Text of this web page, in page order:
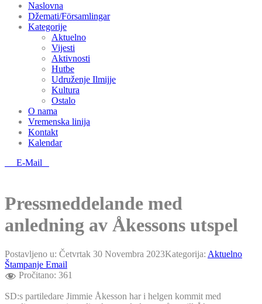
Naslovna
Džemati/Församlingar
Kategorije
Aktuelno
Vijesti
Aktivnosti
Hutbe
Udruženje Ilmijje
Kultura
Ostalo
O nama
Vremenska linija
Kontakt
Kalendar
E-Mail
Pressmeddelande med
anledning av Åkessons utspel
Postavljeno u: Četvrtak 30 Novembra 2023Kategorija: Aktuelno
Štampanje Email
Pročitano: 361
SD:s partiledare Jimmie Åkesson har i helgen kommit med